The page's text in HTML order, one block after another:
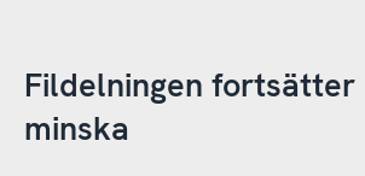
Fildelningen fortsätter
minska